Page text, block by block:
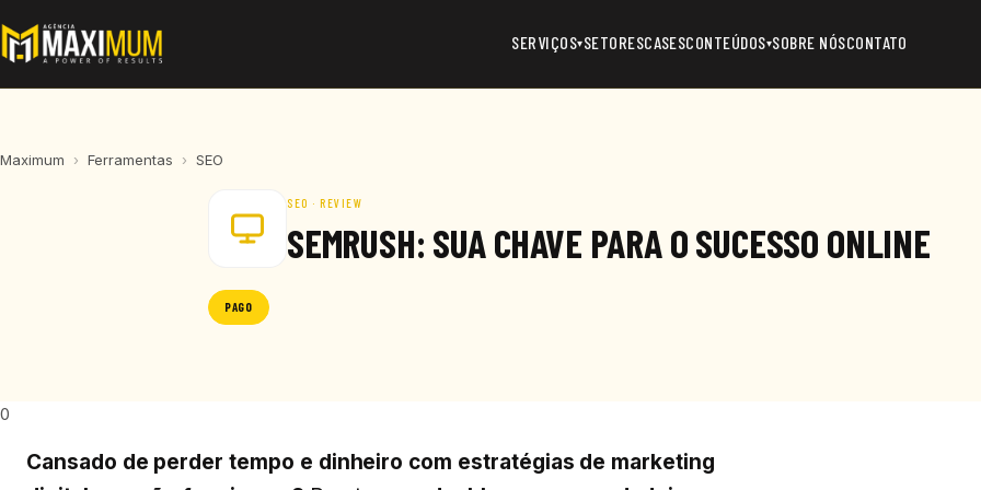
SERVIÇOS▾SETORESCASESCONTEÚDOS▾SOBRE NÓSCONTATO
Maximum › Ferramentas › SEO
SEO · REVIEW
SEMRUSH: SUA CHAVE PARA O SUCESSO ONLINE
PAGO
0
Cansado de perder tempo e dinheiro com estratégias de marketing